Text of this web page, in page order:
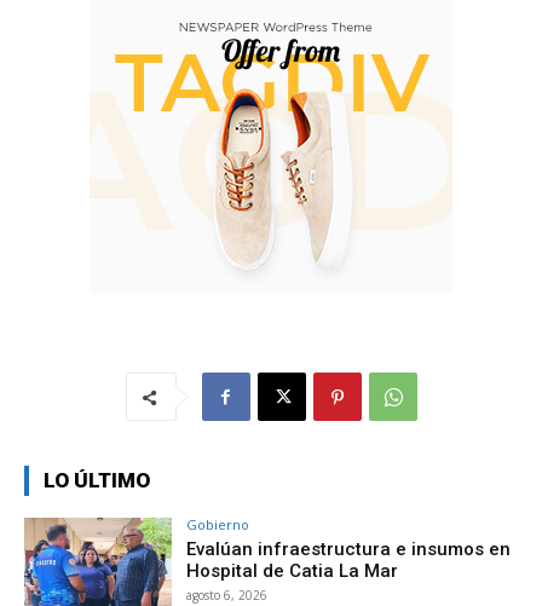
LO ÚLTIMO
Gobierno
Evalúan infraestructura e insumos en
Hospital de Catia La Mar
agosto 6, 2026